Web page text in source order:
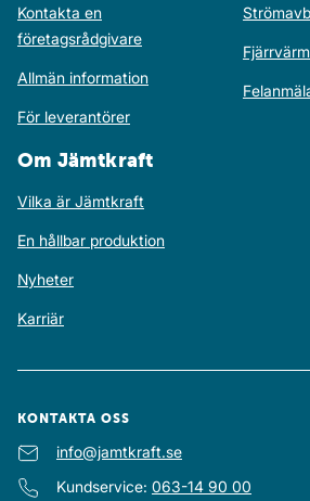
Kontakta en
företagsrådgivare
Allmän information
För leverantörer
Om Jämtkraft
Vilka är Jämtkraft
En hållbar produktion
Nyheter
Karriär
KONTAKTA OSS
E-post:
info@jamtkraft.se
Kundservice: 063-14 90 00